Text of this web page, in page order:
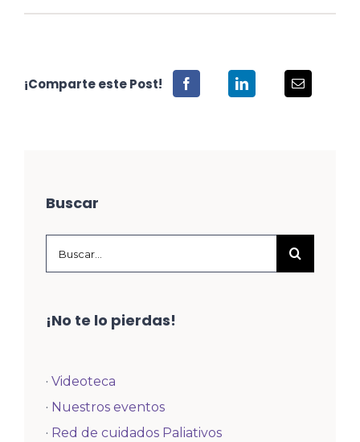
¡Comparte este Post!
Buscar
¡No te lo pierdas!
·Videoteca
· Nuestros eventos
· Red de cuidados Paliativos